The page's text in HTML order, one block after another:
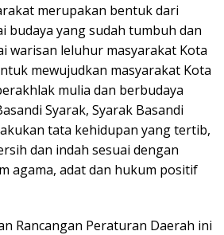
merupakan bentuk dari
budaya yang sudah tumbuh dan
warisan leluhur masyarakat Kota
mewujudkan masyarakat Kota
mulia dan berbudaya
Syarak, Syarak Basandi
tata kehidupan yang tertib,
dan indah sesuai dengan
agama, adat dan hukum positif
Rancangan Peraturan Daerah ini